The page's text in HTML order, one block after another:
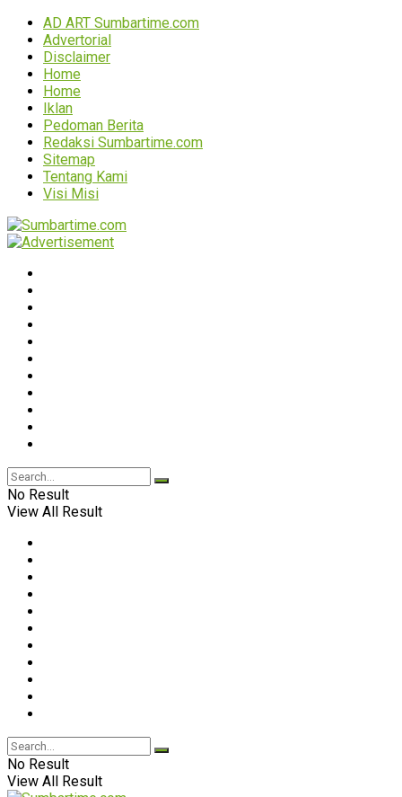
AD ART Sumbartime.com
Advertorial
Disclaimer
Home
Home
Iklan
Pedoman Berita
Redaksi Sumbartime.com
Sitemap
Tentang Kami
Visi Misi
No Result
View All Result
No Result
View All Result